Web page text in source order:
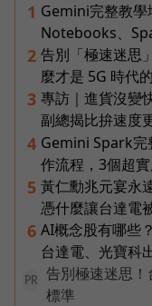
1 Gemini完整教學
Notebooks、
2 告別「極速迷思
麼才是 5G 時代
3 專訪｜進貨沒變
副總揭比拚速度
4 Gemini Spark完
作流程，3個超
5 黃仁勳兆元宴永
憑什麼讓台達電
6 AI概念股有哪些
台達電、光寶科
PR
告別極速迷思
標準